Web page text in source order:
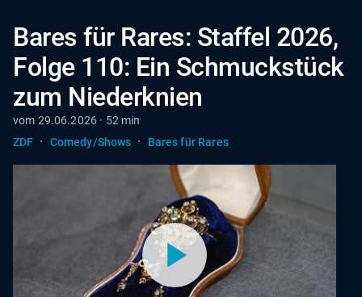
Bares für Rares: Staffel 2026,
Folge 110: Ein Schmuckstück
zum Niederknien
vom 29.06.2026 · 52 min
ZDF · Comedy/Shows · Bares für Rares